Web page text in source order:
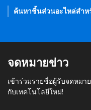
ค้นหาชิ้นส่วนอะไหล่สำห
จดหมายข่าว
เข้าร่วมรายชื่อผู้รับจดหมา
กับเทคโนโลยีใหม่!